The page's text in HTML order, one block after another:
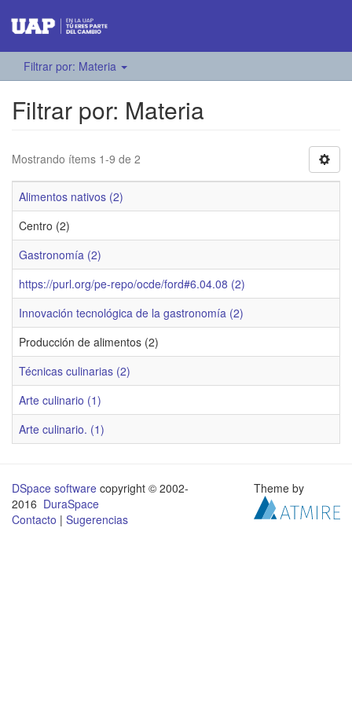
Filtrar por: Materia
Filtrar por: Materia
Mostrando ítems 1-9 de 2
Alimentos nativos (2)
Centro (2)
Gastronomía (2)
https://purl.org/pe-repo/ocde/ford#6.04.08 (2)
Innovación tecnológica de la gastronomía (2)
Producción de alimentos (2)
Técnicas culinarias (2)
Arte culinario (1)
Arte culinario. (1)
DSpace software copyright © 2002-
2016 DuraSpace
Contacto | Sugerencias
Theme by